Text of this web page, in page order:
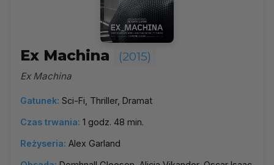
Ex Machina (2015)
Ex Machina
Gatunek: Sci-Fi, Thriller, Dramat
Czas trwania: 1 godz. 48 min.
Reżyseria: Alex Garland